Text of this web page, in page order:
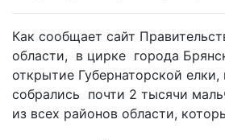
Как сообщает сайт
области, в цирке города
открытие Губернаторской елки,
собрались почти 2 тысячи
из всех районов области,